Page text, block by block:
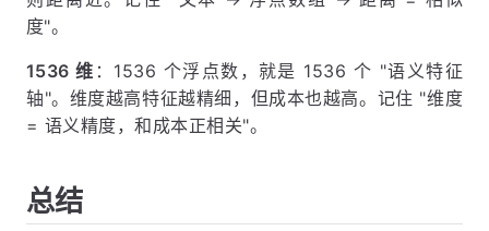
度"。
1536 维 ：1536 个浮点数，就是 1536 个 "语义特征
轴"。维度越高特征越精细，但成本也越高。记住 "维度
= 语义精度，和成本正相关"。
总结